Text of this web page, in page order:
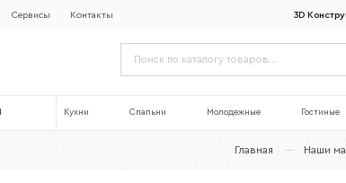
Сервисы Контакты 3D
Кухни Спальни Молодежные Гостиные
Главная Наши